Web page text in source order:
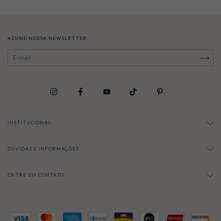
ASSINE NOSSA NEWSLETTER
INSTITUCIONAL
DÚVIDAS E INFORMAÇÕES
ENTRE EM CONTATO